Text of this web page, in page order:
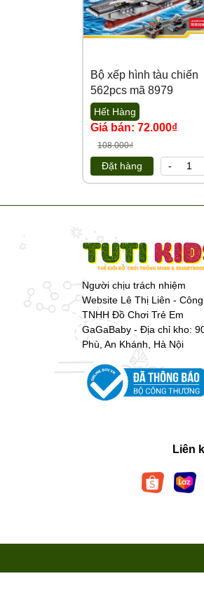
Bộ xếp hình tàu chiến
562pcs mã 8979
Hết Hàng
Giá bán: 72.000₫
108.000₫
Đặt hàng -
Người chịu trách nhiệm
Website Lê Thị Liên -
TNHH Đồ Chơi Trẻ Em
GaGaBaby - Địa chỉ kho:
Phù, An Khánh, Hà Nội
Liên